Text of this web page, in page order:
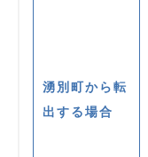
湧別町から転
出する場合